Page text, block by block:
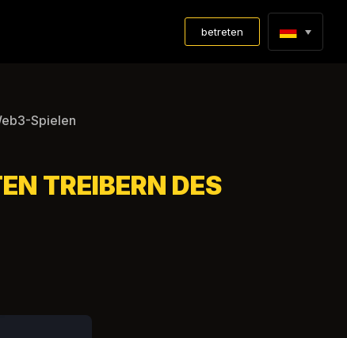
betreten
Spielen
TREIBERN DES